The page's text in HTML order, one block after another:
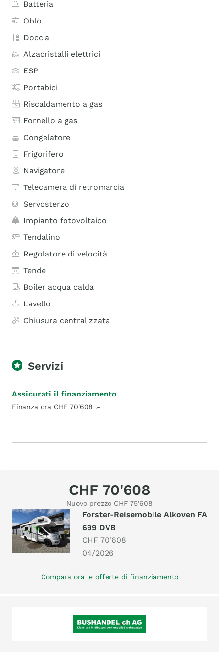
Batteria
Oblò
Doccia
Alzacristalli elettrici
ESP
Portabici
Riscaldamento a gas
Fornello a gas
Congelatore
Frigorifero
Navigatore
Telecamera di retromarcia
Servosterzo
Impianto fotovoltaico
Tendalino
Regolatore di velocità
Tende
Boiler acqua calda
Lavello
Chiusura centralizzata
Servizi
Assicurati il finanziamento
Finanza ora CHF 70'608 .-
CHF 70'608
Nuovo prezzo CHF 75'608
Forster-Reisemobile Alkoven FA
699 DVB
CHF 70'608
04/2026
Compara ora le offerte di finanziamento